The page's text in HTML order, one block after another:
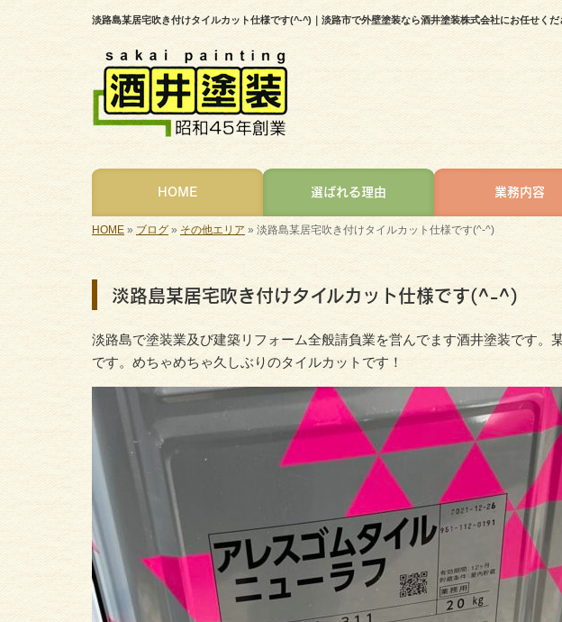
淡路島某居宅吹き付けタイルカット仕様です(^-^)｜淡路市で外壁塗装なら酒井塗装株式会社にお任せくだ
HOME 選ばれる理由 業務内容
HOME » ブログ » その他エリア » 淡路島某居宅吹き付けタイルカット仕様です(^-^)
淡路島某居宅吹き付けタイルカット仕様です(^-^)
淡路島で塗装業及び建築リフォーム全般請負業を営んでます酒井塗装です。
です。めちゃめちゃ久しぶりのタイルカットです！